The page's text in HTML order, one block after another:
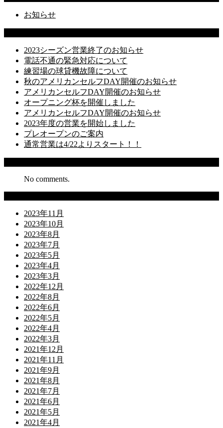
お知らせ
2023シーズン営業終了のお知らせ
電話不通の緊急対応について
練習場の球貸機故障について
秋のアメリカンセルフDAY開催のお知らせ
アメリカンセルフDAY開催のお知らせ
オープニング杯を開催しました
アメリカンセルフDAY開催のお知らせ
2023年度の営業を開始しました
プレオープンのご案内
通常営業は4/22よりスタート！！
No comments.
2023年11月
2023年10月
2023年8月
2023年7月
2023年5月
2023年4月
2023年3月
2022年12月
2022年8月
2022年6月
2022年5月
2022年4月
2022年3月
2021年12月
2021年11月
2021年9月
2021年8月
2021年7月
2021年6月
2021年5月
2021年4月